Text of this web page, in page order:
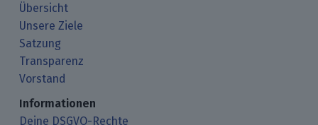
Übersicht
Unsere Ziele
Satzung
Transparenz
Vorstand
Informationen
Deine DSGVO-Rechte